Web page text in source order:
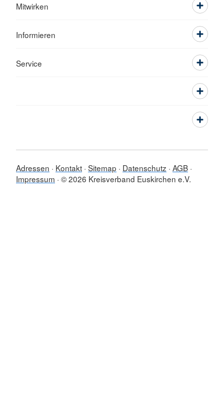
Mitwirken
Informieren
Service
Adressen Kontakt Sitemap Datenschutz AGB
Impressum © 2026 Kreisverband Euskirchen e.V.